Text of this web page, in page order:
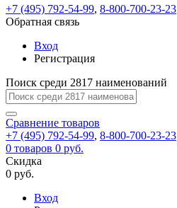
по
ней
для
регистрации.
Ок
Запомнить
меня
Забыли
Мы
отправим
ссылку
на
указанный
электронный
адрес,
перейдя
по
которой
вы
новый
test@test.ru
отправлена
ссылка.
Перейдите
по
для
смены
пароля.
Сменить
Войти
Сообщение
пользовательского
соглашения
+7 (495) 792-54-99, 8-800-700-23-23
Обратная связь
Вход
Регистрация
Поиск среди 2817 наименований
Сравнение товаров
+7 (495) 792-54-99, 8-800-700-23-23
0 товаров 0 руб.
Скидка
0 руб.
Вход